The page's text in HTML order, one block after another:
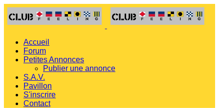
Accueil
Forum
Petites Annonces
Publier une annonce
S.A.V.
Pavillon
S'inscrire
Contact